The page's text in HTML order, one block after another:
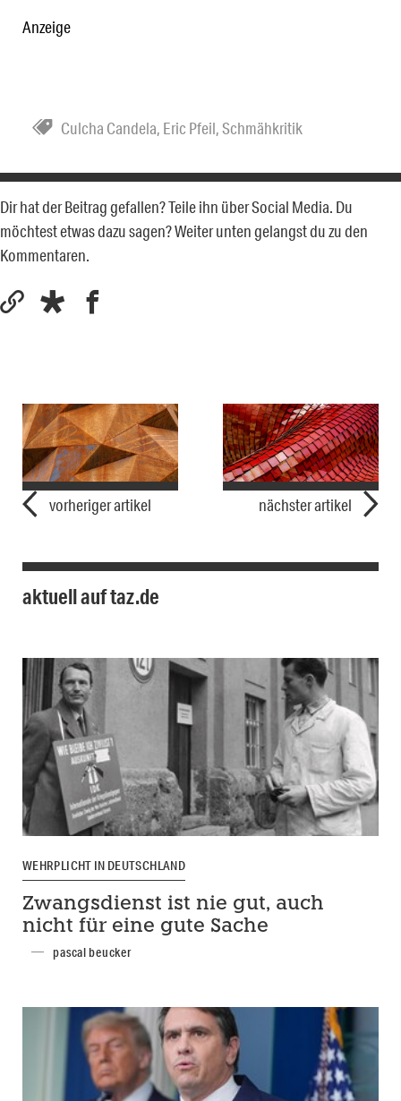
Anzeige
Culcha Candela, Eric Pfeil,Schmähkritik
Dir hat der Beitrag gefallen? Teile ihn über Social Media. Du
möchtest etwas dazu sagen? Weiter unten gelangst du zu den
Kommentaren.
vorheriger artikel nächster artikel
aktuell auf taz.de
WEHRPLICHT IN DEUTSCHLAND
Zwangsdienst ist nie gut, auch
nicht für eine gute Sache
pascal beucker